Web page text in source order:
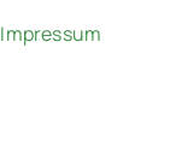
Impressum